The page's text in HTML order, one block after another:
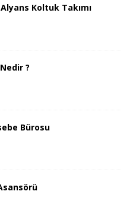
Koltuk Takımı
?
Bürosu